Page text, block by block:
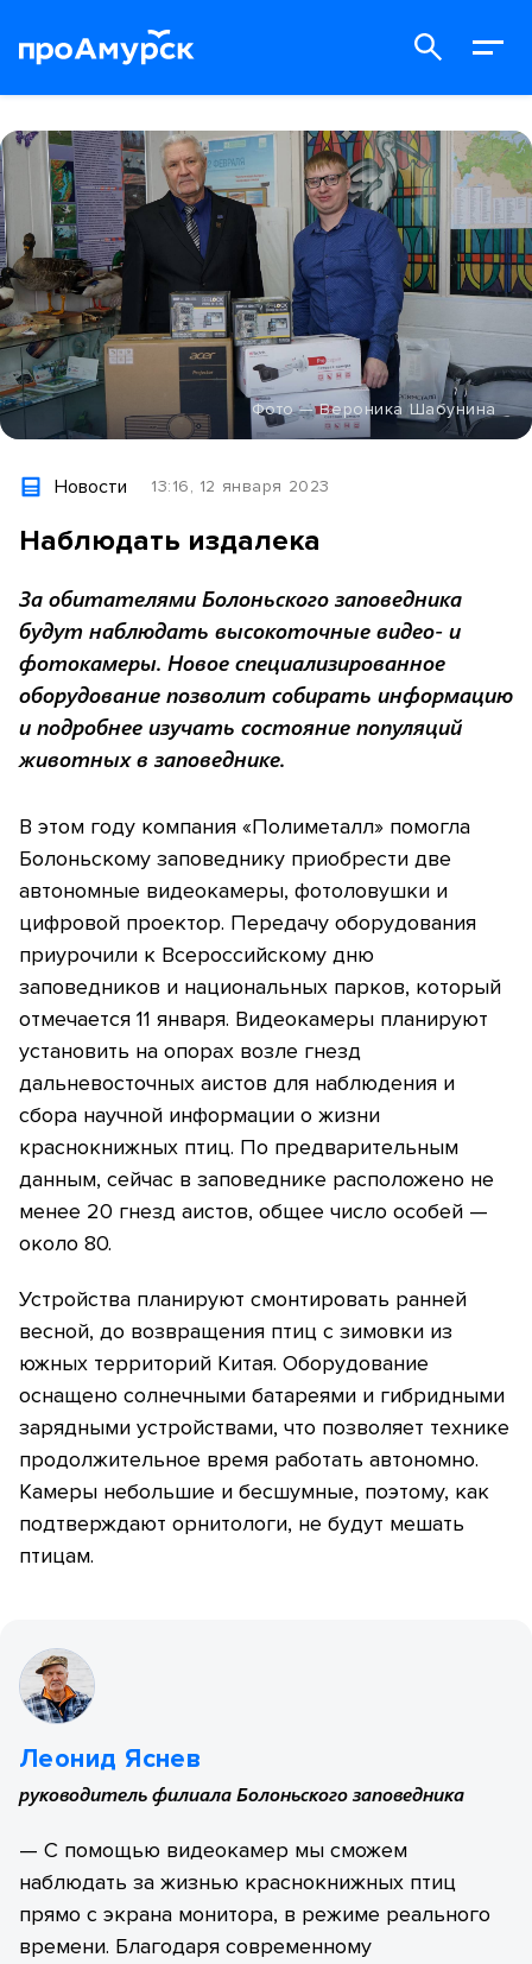
Фото — Вероника Шабунина
Новости 13:16, 12 января 2023
Наблюдать издалека
За обитателями Болоньского заповедника
будут наблюдать высокоточные видео- и
фотокамеры. Новое специализированное
оборудование позволит собирать информацию
и подробнее изучать состояние популяций
животных в заповеднике.
В этом году компания «Полиметалл» помогла
Болоньскому заповеднику приобрести две
автономные видеокамеры, фотоловушки и
цифровой проектор. Передачу оборудования
приурочили к Всероссийскому дню
заповедников и национальных парков, который
отмечается 11 января. Видеокамеры планируют
установить на опорах возле гнезд
дальневосточных аистов для наблюдения и
сбора научной информации о жизни
краснокнижных птиц. По предварительным
данным, сейчас в заповеднике расположено не
менее 20 гнезд аистов, общее число особей —
около 80.
Устройства планируют смонтировать ранней
весной, до возвращения птиц с зимовки из
южных территорий Китая. Оборудование
оснащено солнечными батареями и гибридными
зарядными устройствами, что позволяет технике
продолжительное время работать автономно.
Камеры небольшие и бесшумные, поэтому, как
подтверждают орнитологи, не будут мешать
птицам.
Леонид Яснев
руководитель филиала Болоньского заповедника
— С помощью видеокамер мы сможем
наблюдать за жизнью краснокнижных птиц
прямо с экрана монитора, в режиме реального
времени. Благодаря современному